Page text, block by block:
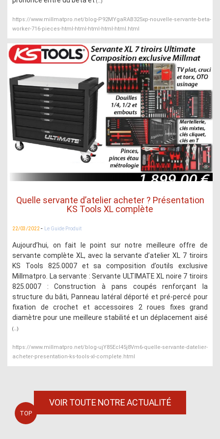
(...)
https://www.millmatpro.net/blog-P92MYgaRAB325xp-nouvelle-servante-beta-
worker-716-pieces-html-html-html-html-html.html
Quelle servante d’atelier acheter ? Présentation
KS Tools XL complète
22/03/2022- Le Guide Produit
Aujourd’hui, on fait le point sur notre meilleure offre de
servante complète XL, avec la servante d’atelier XL 7 tiroirs
KS Tools 825.0007 et sa composition d’outils exclusive
Millmatpro. La servante : Servante ULTIMATE XL noire 7 tiroirs
825.0007 : Construction à pans coupés renforçant la
structure du bâti, Panneau latéral déporté et pré-percé pour
fixation de crochet et accessoires 2 roues fixes grand
diamètre pour une meilleure stabilité et un déplacement aisé
(...)
https://www.millmatpro.net/blog-ujY85EcI45j8Vm6-quelle-servante-datelier-
acheter-presentation-ks-tools-xl-complete.html
VOIR TOUTE NOTRE ACTUALITÉ
TOP